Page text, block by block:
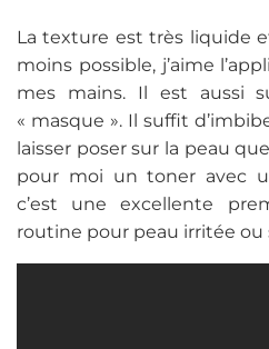
La texture est très liquide
moins possible, j’aime
mes mains. Il est aussi
« masque ». Il suffit
laisser poser sur la peau
pour moi un toner avec
c’est une excellente
routine pour peau irritée ou